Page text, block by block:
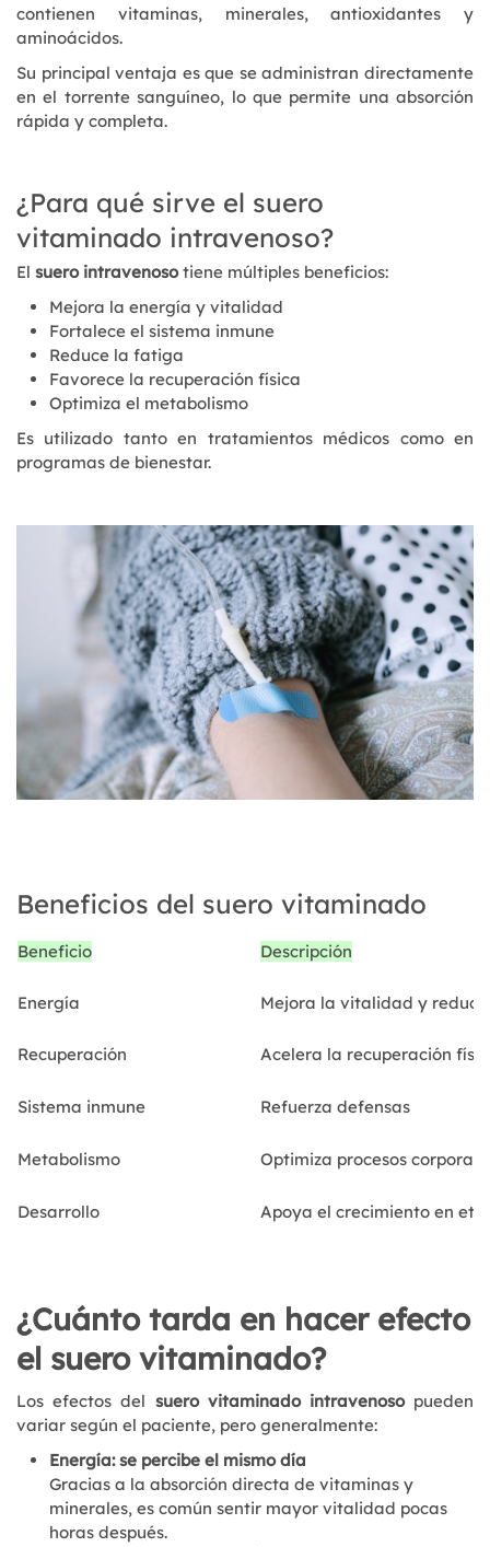
contienen vitaminas, minerales, antioxidantes y
aminoácidos.
Su principal ventaja es que se administran directamente
en el torrente sanguíneo, lo que permite una absorción
rápida y completa.
¿Para qué sirve el suero
vitaminado intravenoso?
El suero intravenosotiene múltiples beneficios:
Mejora la energía y vitalidad
Fortalece el sistema inmune
Reduce la fatiga
Favorece la recuperación física
Optimiza el metabolismo
Es utilizado tanto en tratamientos médicos como en
programas de bienestar.
Beneficios del suero vitaminado
Beneficio Descripción
Energía Mejora la vitalidad y
Recuperación Acelera la recuperación
Sistema inmune Refuerza defensas
Metabolismo Optimiza procesos
Desarrollo Apoya el crecimiento en
¿Cuánto tarda en hacer efecto
el suero vitaminado?
Los efectos del suero vitaminado intravenosopueden
variar según el paciente, pero generalmente:
Energía: se percibe el mismo día
Gracias a la absorción directa de vitaminas y
minerales, es común sentir mayor vitalidad pocas
horas después.